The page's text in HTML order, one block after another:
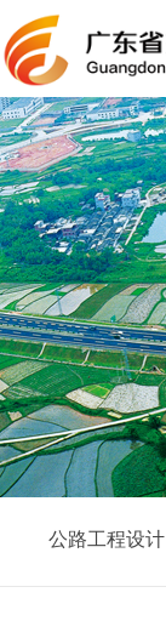
公路工程设计